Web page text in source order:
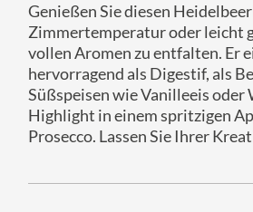
Genießen Sie diesen
Zimmertemperatur oder leicht
vollen Aromen zu entfalten. Er
hervorragend als Digestif, als
Süßspeisen wie Vanilleeis oder
Highlight in einem spritzigen
Prosecco. Lassen Sie Ihrer